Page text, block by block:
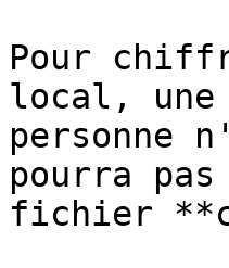
Pour
local,
personne
pourra
fichier